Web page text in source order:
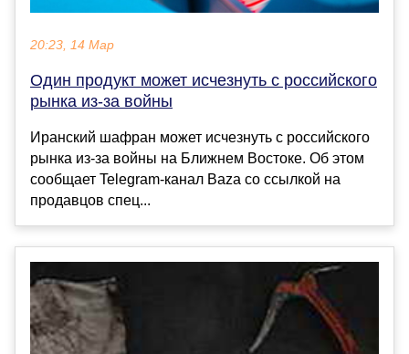
20:23, 14 Мар
Один продукт может исчезнуть с российского
рынка из-за войны
Иранский шафран может исчезнуть с российского
рынка из-за войны на Ближнем Востоке. Об этом
сообщает Telegram-канал Baza со ссылкой на
продавцов спец...